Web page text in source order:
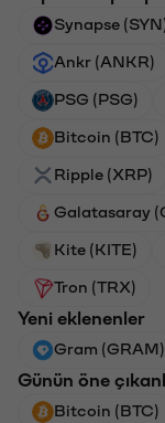
Synapse
Ankr (ANKR)
PSG (PSG)
Bitcoin (BTC)
Ripple (XRP)
Galatasaray
Kite (KITE)
Tron (TRX)
Yeni eklenenler
Gram (GRAM)
Günün öne
Bitcoin (BTC)